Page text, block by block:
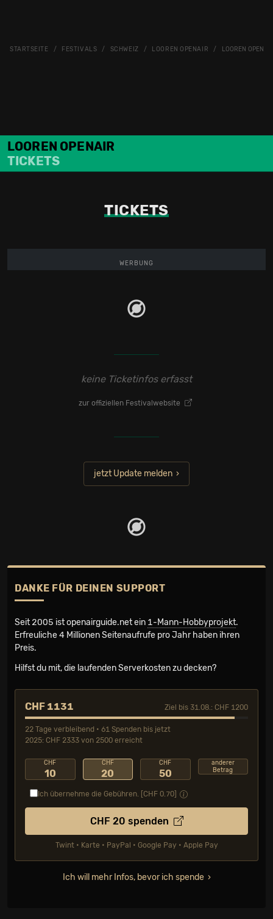
STARTSEITE FESTIVALS SCHWEIZ LOOREN OPENAIR LOOREN
LOOREN OPENAIR
TICKETS
TICKETS
WERBUNG
keine Ticketinfos erfasst
zur offiziellen Festivalwebsite
jetzt Update melden
DANKE FÜR DEINEN SUPPORT
Seit 2005 ist openairguide.net ein 1-Mann-Hobbyprojekt.
Erfreuliche 4 Millionen Seiten­aufrufe pro Jahr haben ihren
Preis.
Hilfst du mit, die laufenden Serverkosten zu decken?
CHF 1131 Ziel bis 31.08.: CHF 1200
22 Tage verbleibend • 61 Spenden bis jetzt
2025: CHF 2333 von 2500 erreicht
CHF
10
CHF
20
CHF
50
anderer
Betrag
Ich übernehme die Gebühren. [CHF 0.70
CHF 20 spenden
Twint • Karte • PayPal • Google Pay • Apple Pay
Ich will mehr Infos, bevor ich spende